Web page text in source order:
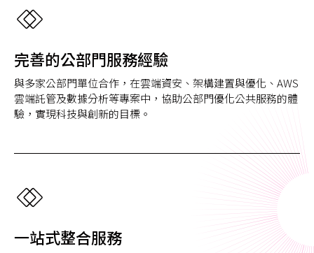
完善的公部門服務經驗
與多家公部門單位合作，在雲端資安、架構建置與優化、AWS
雲端託管及數據分析等專案中，協助公部門優化公共服務的體
驗，實現科技與創新的目標。
一站式整合服務